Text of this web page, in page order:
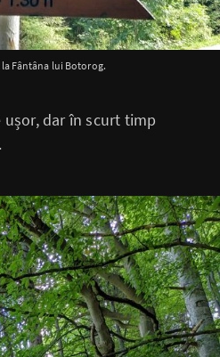
Fântâna lui Botorog.
dar în scurt timp